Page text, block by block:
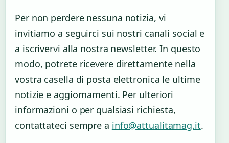
Per non perdere nessuna notizia, vi
invitiamo a seguirci sui nostri canali social e
a iscrivervi alla nostra newsletter. In questo
modo, potrete ricevere direttamente nella
vostra casella di posta elettronica le ultime
notizie e aggiornamenti. Per ulteriori
informazioni o per qualsiasi richiesta,
contattateci sempre a info@attualitamag.it.